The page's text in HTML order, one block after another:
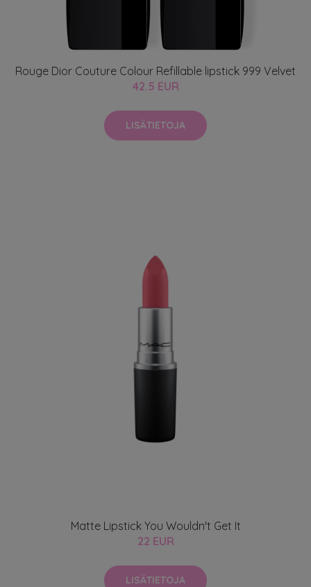
Rouge Dior Couture Colour Refillable lipstick 999 Velvet
42.5 EUR
LISÄTIETOJA
Matte Lipstick You Wouldn't Get It
22 EUR
LISÄTIETOJA